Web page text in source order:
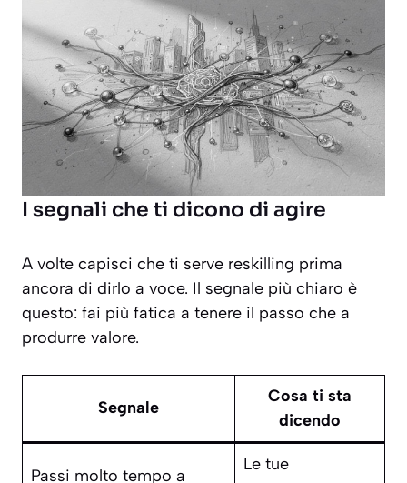
I segnali che ti dicono di agire
A volte capisci che ti serve reskilling prima
ancora di dirlo a voce. Il segnale più chiaro è
questo: fai più fatica a tenere il passo che a
produrre valore.
Segnale
Cosa ti sta
dicendo
Passi molto tempo a
Le tue